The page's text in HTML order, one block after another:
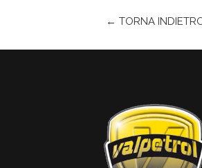
← TORNA